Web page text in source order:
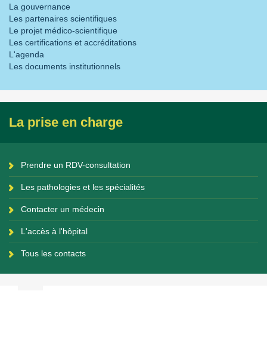
La gouvernance
Les partenaires scientifiques
Le projet médico-scientifique
Les certifications et accréditations
L'agenda
Les documents institutionnels
La prise en charge
Prendre un RDV-consultation
Les pathologies et les spécialités
Contacter un médecin
L'accès à l'hôpital
Tous les contacts